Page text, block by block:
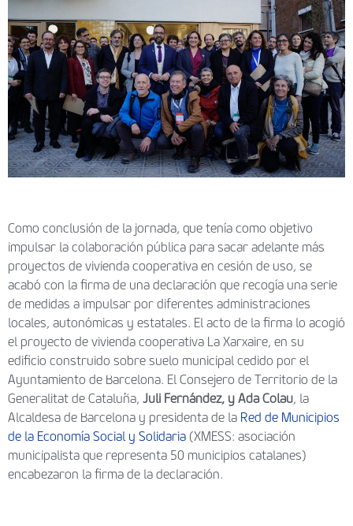
Como conclusión de la jornada, que tenía como objetivo
impulsar la colaboración pública para sacar adelante más
proyectos de vivienda cooperativa en cesión de uso, se
acabó con la firma de una declaración que recogía una serie
de medidas a impulsar por diferentes administraciones
locales, autonómicas y estatales. El acto de la firma lo acogió
el proyecto de vivienda cooperativa La Xarxaire, en su
edificio construido sobre suelo municipal cedido por el
Ayuntamiento de Barcelona. El Consejero de Territorio de la
Generalitat de Cataluña, Juli Fernández, y Ada Colau, la
Alcaldesa de Barcelona y presidenta de la Red de Municipios
de la Economía Social y Solidaria (XMESS: asociación
municipalista que representa 50 municipios catalanes)
encabezaron la firma de la declaración.